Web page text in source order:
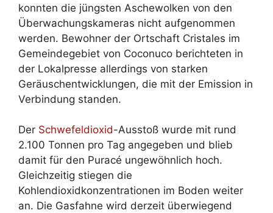
konnten die jüngsten Aschewolken von den
Überwachungskameras nicht aufgenommen
werden. Bewohner der Ortschaft Cristales im
Gemeindegebiet von Coconuco berichteten in
der Lokalpresse allerdings von starken
Geräuschentwicklungen, die mit der Emission in
Verbindung standen.
Der Schwefeldioxid-Ausstoß wurde mit rund
2.100 Tonnen pro Tag angegeben und blieb
damit für den Puracé ungewöhnlich hoch.
Gleichzeitig stiegen die
Kohlendioxidkonzentrationen im Boden weiter
an. Die Gasfahne wird derzeit überwiegend